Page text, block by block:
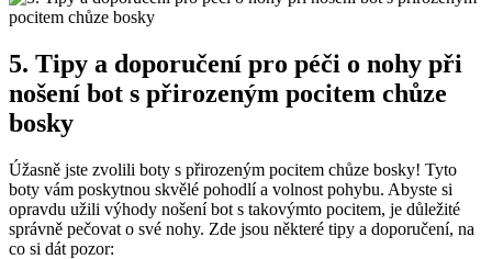
5. Tipy ​a doporučení pro péči o nohy​ při
nošení bot s přirozeným​ pocitem chůze
bosky
Úžasně jste⁣ zvolili boty s ‌přirozeným pocitem chůze bosky!​ Tyto
boty ⁤vám ​poskytnou skvělé pohodlí⁢ a volnost⁢ pohybu. Abyste si
opravdu užili výhody nošení⁢ bot s‌ takovýmto⁣ pocitem, ​je důležité
správně pečovat o ⁤své​ nohy. Zde jsou některé tipy a doporučení, na
co si dát pozor: